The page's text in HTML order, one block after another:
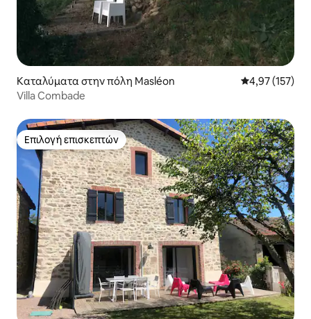
Καταλύματα στην πόλη Masléon Μέση
4,97 (157)
Villa Combade
Επιλογή επισκεπτών
Επιλογή επισκεπτών